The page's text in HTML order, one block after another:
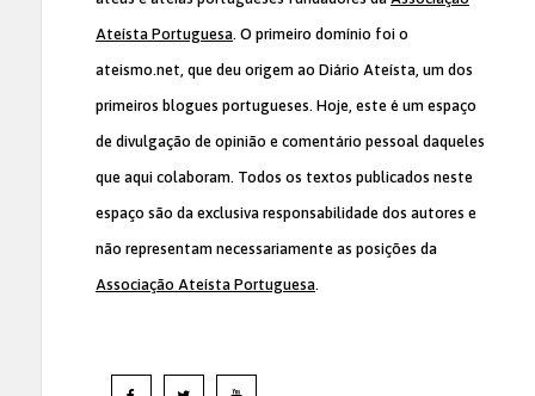
Ateísta Portuguesa. O primeiro domínio foi o
ateismo.net, que deu origem ao Diário Ateísta, um dos
primeiros blogues portugueses. Hoje, este é um espaço
de divulgação de opinião e comentário pessoal daqueles
que aqui colaboram. Todos os textos publicados neste
espaço são da exclusiva responsabilidade dos autores e
não representam necessariamente as posições da
Associação Ateísta Portuguesa.